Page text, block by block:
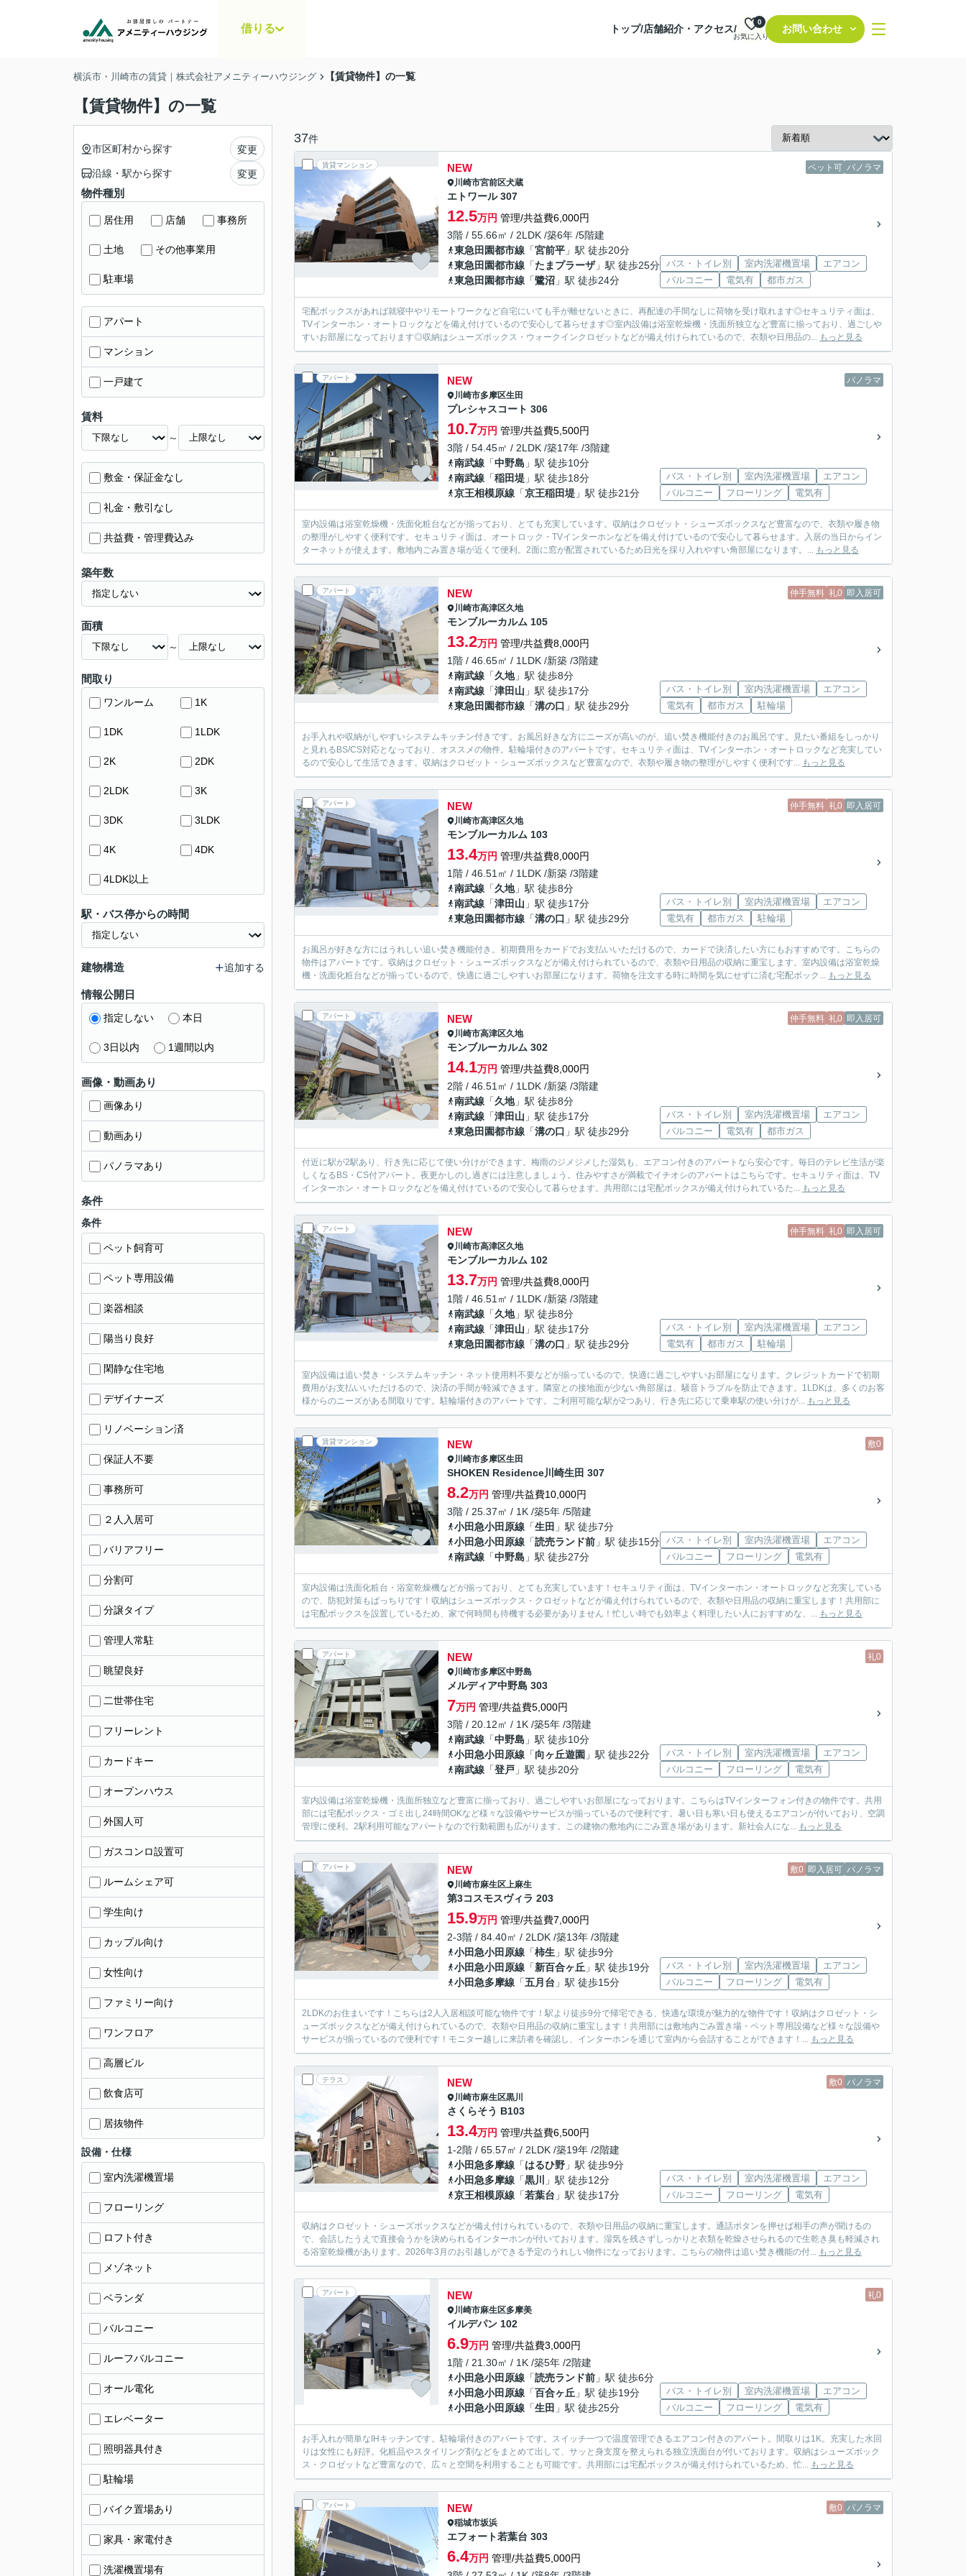
借りる トップ/店舗紹介・アクセス/
お気に入り
0
お問い合わせ
横浜市・川崎市の賃貸｜株式会社アメニティーハウジング 【賃貸物件】の一覧
【賃貸物件】の一覧
37件
賃貸マンション ペット可 パノラマ
NEW
川崎市宮前区犬蔵
エトワール 307
12.5万円 管理/共益費6,000円
3階 / 55.66㎡ / 2LDK /築6年 /5階建
東急田園都市線 「宮前平 」駅 徒歩20分
東急田園都市線 「たまプラーザ」駅 徒歩25分
東急田園都市線 「鷺沼 」駅 徒歩24分
バス・トイレ別 室内洗濯機置場
エアコン
バルコニー
電気有 都市ガス
宅配ボックスがあれば就寝中やリモートワークなど自宅にいても手が離せないときに、再配達の手間なしに荷物を受け取れます◎セキュリティ面は、
TVインターホン・オートロックなどを備え付けているので安心して暮らせます◎室内設備は浴室乾燥機・洗面所独立など豊富に揃っており、過ごしや
すいお部屋になっております◎収納はシューズボックス・ウォークインクロゼットなどが備え付けられているので、衣類や日用品の... もっと見る
アパート パノラマ
NEW
川崎市多摩区生田
プレシャスコート 306
10.7万円 管理/共益費5,500円
3階 / 54.45㎡ / 2LDK /築17年 /3階建
南武線 「中野島 」駅 徒歩10分
南武線 「稲田堤 」駅 徒歩18分
京王相模原線 「京王稲田堤 」駅 徒歩21分
バス・トイレ別 室内洗濯機置場
エアコン
バルコニー
フローリング 電気有
室内設備は浴室乾燥機・洗面化粧台などが揃っており、とても充実しています。収納はクロゼット・シューズボックスなど豊富なので、衣類や履き物
の整理がしやすく便利です。セキュリティ面は、オートロック・TVインターホンなどを備え付けているので安心して暮らせます。入居の当日からイン
ターネットが使えます。敷地内ごみ置き場が近くて便利。2面に窓が配置されているため日光を採り入れやすい角部屋になります。... もっと見る
アパート 仲手無料 礼0 即入居可
NEW
川崎市高津区久地
モンブルーカルム 105
13.2万円 管理/共益費8,000円
1階 / 46.65㎡ / 1LDK /新築 /3階建
南武線 「久地」駅 徒歩8分
南武線 「津田山 」駅 徒歩17分
東急田園都市線 「溝の口 」駅 徒歩29分
バス・トイレ別 室内洗濯機置場
エアコン
電気有
都市ガス 駐輪場
お手入れや収納がしやすいシステムキッチン付きです。お風呂好きな方にニーズが高いのが、追い焚き機能付きのお風呂です。見たい番組をしっかり
と見れるBS/CS対応となっており、オススメの物件。駐輪場付きのアパートです。セキュリティ面は、TVインターホン・オートロックなど充実してい
るので安心して生活できます。収納はクロゼット・シューズボックスなど豊富なので、衣類や履き物の整理がしやすく便利です... もっと見る
アパート 仲手無料 礼0 即入居可
NEW
川崎市高津区久地
モンブルーカルム 103
13.4万円 管理/共益費8,000円
1階 / 46.51㎡ / 1LDK /新築 /3階建
南武線 「久地」駅 徒歩8分
南武線 「津田山 」駅 徒歩17分
東急田園都市線 「溝の口 」駅 徒歩29分
バス・トイレ別 室内洗濯機置場
エアコン
電気有
都市ガス 駐輪場
お風呂が好きな方にはうれしい追い焚き機能付き。初期費用をカードでお支払いいただけるので、カードで決済したい方にもおすすめです。こちらの
物件はアパートです。収納はクロゼット・シューズボックスなどが備え付けられているので、衣類や日用品の収納に重宝します。室内設備は浴室乾燥
機・洗面化粧台などが揃っているので、快適に過ごしやすいお部屋になります。荷物を注文する時に時間を気にせずに済む宅配ボック... もっと見る
アパート 仲手無料 礼0 即入居可
NEW
川崎市高津区久地
モンブルーカルム 302
14.1万円 管理/共益費8,000円
2階 / 46.51㎡ / 1LDK /新築 /3階建
南武線 「久地」駅 徒歩8分
南武線 「津田山 」駅 徒歩17分
東急田園都市線 「溝の口 」駅 徒歩29分
バス・トイレ別 室内洗濯機置場
エアコン
バルコニー
電気有 都市ガス
付近に駅が2駅あり、行き先に応じて使い分けができます。梅雨のジメジメした湿気も、エアコン付きのアパートなら安心です。毎日のテレビ生活が楽
しくなるBS・CS付アパート。夜更かしのし過ぎには注意しましょう。住みやすさが満載でイチオシのアパートはこちらです。セキュリティ面は、TV
インターホン・オートロックなどを備え付けているので安心して暮らせます。共用部には宅配ボックスが備え付けられているた... もっと見る
アパート 仲手無料 礼0 即入居可
NEW
川崎市高津区久地
モンブルーカルム 102
13.7万円 管理/共益費8,000円
1階 / 46.51㎡ / 1LDK /新築 /3階建
南武線 「久地」駅 徒歩8分
南武線 「津田山 」駅 徒歩17分
東急田園都市線 「溝の口 」駅 徒歩29分
バス・トイレ別 室内洗濯機置場
エアコン
電気有
都市ガス 駐輪場
室内設備は追い焚き・システムキッチン・ネット使用料不要などが揃っているので、快適に過ごしやすいお部屋になります。クレジットカードで初期
費用がお支払いいただけるので、決済の手間が軽減できます。隣室との接地面が少ない角部屋は、騒音トラブルを防止できます。1LDKは、多くのお客
様からのニーズがある間取りです。駐輪場付きのアパートです。ご利用可能な駅が2つあり、行き先に応じて乗車駅の使い分けが... もっと見る
賃貸マンション 敷0
NEW
川崎市多摩区生田
SHOKEN Residence川崎生田 307
8.2万円 管理/共益費10,000円
3階 / 25.37㎡ / 1K /築5年 /5階建
小田急小田原線 「生田 」駅 徒歩7分
小田急小田原線 「読売ランド前 」駅 徒歩15分
南武線 「中野島 」駅 徒歩27分
バス・トイレ別 室内洗濯機置場
エアコン
バルコニー
フローリング 電気有
室内設備は洗面化粧台・浴室乾燥機などが揃っており、とても充実しています！セキュリティ面は、TVインターホン・オートロックなど充実している
ので、防犯対策もばっちりです！収納はシューズボックス・クロゼットなどが備え付けられているので、衣類や日用品の収納に重宝します！共用部に
は宅配ボックスを設置しているため、家で何時間も待機する必要がありません！忙しい時でも効率よく料理したい人におすすめな、... もっと見る
アパート 礼0
NEW
川崎市多摩区中野島
メルディア中野島 303
7万円 管理/共益費5,000円
3階 / 20.12㎡ / 1K /築5年 /3階建
南武線 「中野島 」駅 徒歩10分
小田急小田原線 「向ヶ丘遊園 」駅 徒歩22分
南武線 「登戸 」駅 徒歩20分
バス・トイレ別 室内洗濯機置場
エアコン
バルコニー
フローリング 電気有
室内設備は浴室乾燥機・洗面所独立など豊富に揃っており、過ごしやすいお部屋になっております。こちらはTVインターフォン付きの物件です。共用
部には宅配ボックス・ゴミ出し24時間OKなど様々な設備やサービスが揃っているので便利です。暑い日も寒い日も使えるエアコンが付いており、空調
管理に便利。2駅利用可能なアパートなので行動範囲も広がります。この建物の敷地内にごみ置き場があります。新社会人にな... もっと見る
アパート 敷0 即入居可 パノラマ
NEW
川崎市麻生区上麻生
第3コスモスヴィラ 203
15.9万円 管理/共益費7,000円
2-3階 / 84.40㎡ / 2LDK /築13年 /3階建
小田急小田原線 「柿生 」駅 徒歩9分
小田急小田原線 「新百合ヶ丘 」駅 徒歩19分
小田急多摩線 「五月台 」駅 徒歩15分
バス・トイレ別 室内洗濯機置場
エアコン
バルコニー
フローリング 電気有
2LDKのお住まいです！こちらは2人入居相談可能な物件です！駅より徒歩9分で帰宅できる、快適な環境が魅力的な物件です！収納はクロゼット・シ
ューズボックスなどが備え付けられているので、衣類や日用品の収納に重宝します！共用部には敷地内ごみ置き場・ペット専用設備など様々な設備や
サービスが揃っているので便利です！モニター越しに来訪者を確認し、インターホンを通じて室内から会話することができます！... もっと見る
テラス 敷0 パノラマ
NEW
川崎市麻生区黒川
さくらそう B103
13.4万円 管理/共益費6,500円
1-2階 / 65.57㎡ / 2LDK /築19年 /2階建
小田急多摩線 「はるひ野 」駅 徒歩9分
小田急多摩線 「黒川
」駅 徒歩12分
京王相模原線 「若葉台 」駅 徒歩17分
バス・トイレ別 室内洗濯機置場
エアコン
バルコニー
フローリング 電気有
収納はクロゼット・シューズボックスなどが備え付けられているので、衣類や日用品の収納に重宝します。通話ボタンを押せば相手の声が聞けるの
で、会話したうえで直接会うかを決められるインターホンが付いております。湿気を残さずしっかりと衣類を乾燥させられるので生乾き臭も軽減され
る浴室乾燥機があります。2026年3月のお引越しができる予定のうれしい物件になっております。こちらの物件は追い焚き機能の付... もっと見る
アパート 礼0
NEW
川崎市麻生区多摩美
イルデパン 102
6.9万円 管理/共益費3,000円
1階 / 21.30㎡ / 1K /築5年 /2階建
小田急小田原線 「読売ランド前 」駅 徒歩6分
小田急小田原線 「百合ヶ丘 」駅 徒歩19分
小田急小田原線 「生田 」駅 徒歩25分
バス・トイレ別 室内洗濯機置場
エアコン
バルコニー
フローリング 電気有
お手入れが簡単なIHキッチンです。駐輪場付きのアパートです。スイッチ一つで温度管理できるエアコン付きのアパート。間取りは1K。充実した水回
りは女性にも好評。化粧品やスタイリング剤などをまとめて出して、サッと身支度を整えられる独立洗面台が付いております。収納はシューズボック
ス・クロゼットなど豊富なので、広々と空間を利用することも可能です。共用部には宅配ボックスが備え付けられているため、忙... もっと見る
アパート 敷0 パノラマ
NEW
稲城市坂浜
エフォート若葉台 303
6.4万円 管理/共益費5,000円
市区町村から探す 変更
沿線・駅から探す 変更
物件種別
居住用 店舗 事務所
土地 その他事業用
駐車場
アパート
マンション
一戸建て
賃料
～
敷金・保証金なし
礼金・敷引なし
共益費・管理費込み
築年数
面積
～
間取り
ワンルーム 1K
1DK 1LDK
2K 2DK
2LDK 3K
3DK 3LDK
4K 4DK
4LDK以上
駅・バス停からの時間
建物構造 追加する
情報公開日
指定しない 本日
3日以内 1週間以内
画像・動画あり
画像あり
動画あり
パノラマあり
条件
条件
ペット飼育可
ペット専用設備
楽器相談
陽当り良好
閑静な住宅地
デザイナーズ
リノベーション済
保証人不要
事務所可
２人入居可
バリアフリー
分割可
分譲タイプ
管理人常駐
眺望良好
二世帯住宅
フリーレント
カードキー
オープンハウス
外国人可
ガスコンロ設置可
ルームシェア可
学生向け
カップル向け
女性向け
ファミリー向け
ワンフロア
高層ビル
飲食店可
居抜物件
設備・仕様
室内洗濯機置場
フローリング
ロフト付き
メゾネット
ベランダ
バルコニー
ルーフバルコニー
オール電化
エレベーター
照明器具付き
駐輪場
バイク置場あり
家具・家電付き
洗濯機置場有